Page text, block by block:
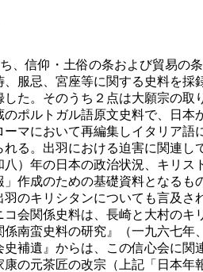
、信仰・土俗の条および貿易の条
服忌、宮座等に関する史料を採
た。そのうち２点は大願宗の
ポルトガル語原文史料で、日
マにおいて再編集しイタリア
る。出羽における迫害に関連
）年の日本の政治状況、キリ
作成のための基礎資料となる
のキリシタンについても言及さ
会関係史料は、長崎と大村の
南蛮史料の研究』（一九六七
補遺』からは、この信心会に関
の元茶匠の改宗（上記「日本